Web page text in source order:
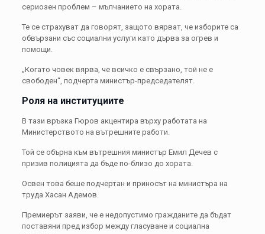
сериозен проблем – мълчанието на хората.
Те се страхуват да говорят, защото вярват, че изборите са
обвързани със социални услуги като дърва за огрев и
помощи.
„Когато човек вярва, че всичко е свързано, той не е
свободен“, подчерта министър-председателят.
Роля на институциите
В тази връзка Гюров акцентира върху работата на
Министерството на вътрешните работи.
Той се обърна към вътрешния министър Емил Дечев с
призив полицията да бъде по-близо до хората.
Освен това беше подчертан и приносът на министъра на
труда Хасан Адемов
Премиерът заяви, че е недопустимо гражданите да бъдат
поставяни пред избор между гласуване и социална